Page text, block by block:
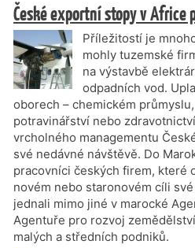
České exportní stopy v Africe
Příležitostí je
mohly tuzemské
na výstavbě
odpadních vod.
oborech – chemickém
potravinářství nebo
vrcholného managementu
své nedávné návštěvě. Do
pracovníci českých firem, které
novém nebo staronovém cíli
jednali mimo jiné v marocké
Agentuře pro rozvoj
malých a středních podniků.